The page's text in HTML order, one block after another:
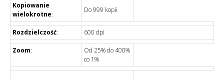
Kopiowanie
wielokrotne:
Do 999 kopii
Rozdzielczość: 600 dpi
Zoom:
Od 25% do 400%
co 1%